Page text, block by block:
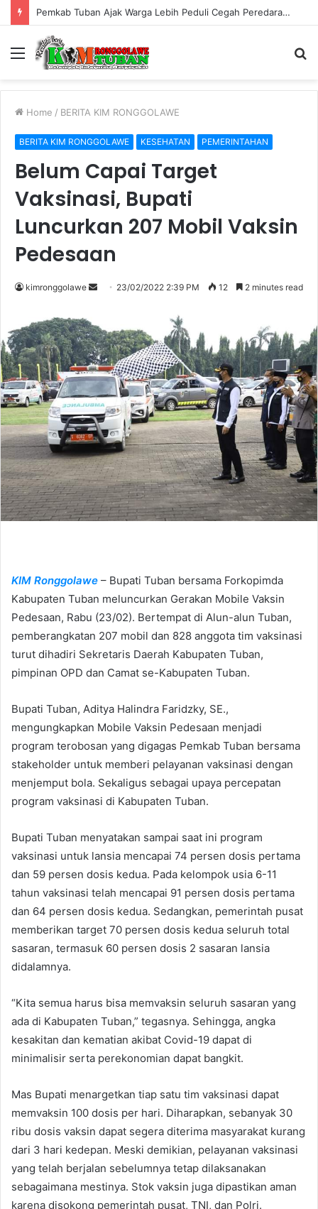
Pemkab Tuban Ajak Warga Lebih Peduli Cegah Peredaran Rokok Ilegal
Menu
Home / BERITA KIM RONGGOLAWE
BERITA KIM RONGGOLAWE KESEHATAN PEMERINTAHAN
Belum Capai Target
Vaksinasi, Bupati
Luncurkan 207 Mobil Vaksin
Pedesaan
kimronggolawe
d
a
n
m
a
i
l
23/02/2022 2:39 PM 12 2 minutes read
KIM Ronggolawe – Bupati Tuban bersama Forkopimda
Kabupaten Tuban meluncurkan Gerakan Mobile Vaksin
Pedesaan, Rabu (23/02). Bertempat di Alun-alun Tuban,
pemberangkatan 207 mobil dan 828 anggota tim vaksinasi
turut dihadiri Sekretaris Daerah Kabupaten Tuban,
pimpinan OPD dan Camat se-Kabupaten Tuban.
Bupati Tuban, Aditya Halindra Faridzky, SE.,
mengungkapkan Mobile Vaksin Pedesaan menjadi
program terobosan yang digagas Pemkab Tuban bersama
stakeholder untuk memberi pelayanan vaksinasi dengan
menjemput bola. Sekaligus sebagai upaya percepatan
program vaksinasi di Kabupaten Tuban.
Bupati Tuban menyatakan sampai saat ini program
vaksinasi untuk lansia mencapai 74 persen dosis pertama
dan 59 persen dosis kedua. Pada kelompok usia 6-11
tahun vaksinasi telah mencapai 91 persen dosis pertama
dan 64 persen dosis kedua. Sedangkan, pemerintah pusat
memberikan target 70 persen dosis kedua seluruh total
sasaran, termasuk 60 persen dosis 2 sasaran lansia
didalamnya.
“Kita semua harus bisa memvaksin seluruh sasaran yang
ada di Kabupaten Tuban,” tegasnya. Sehingga, angka
kesakitan dan kematian akibat Covid-19 dapat di
minimalisir serta perekonomian dapat bangkit.
Mas Bupati menargetkan tiap satu tim vaksinasi dapat
memvaksin 100 dosis per hari. Diharapkan, sebanyak 30
ribu dosis vaksin dapat segera diterima masyarakat kurang
dari 3 hari kedepan. Meski demikian, pelayanan vaksinasi
yang telah berjalan sebelumnya tetap dilaksanakan
sebagaimana mestinya. Stok vaksin juga dipastikan aman
karena disokong pemerintah pusat, TNI, dan Polri.